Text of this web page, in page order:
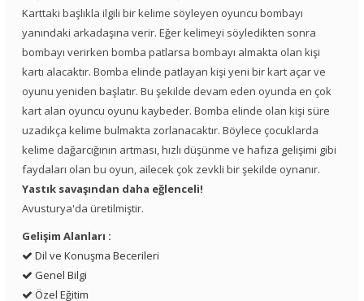
Karttaki başlıkla ilgili bir kelime söyleyen oyuncu bombayı
yanındaki arkadaşına verir. Eğer kelimeyi söyledikten sonra
bombayı verirken bomba patlarsa bombayı almakta olan kişi
kartı alacaktır. Bomba elinde patlayan kişi yeni bir kart açar ve
oyunu yeniden başlatır. Bu şekilde devam eden oyunda en çok
kart alan oyuncu oyunu kaybeder. Bomba elinde olan kişi süre
uzadıkça kelime bulmakta zorlanacaktır. Böylece çocuklarda
kelime dağarcığının artması, hızlı düşünme ve hafıza gelişimi gibi
faydaları olan bu oyun, ailecek çok zevkli bir şekilde oynanır.
Yastık savaşından daha eğlenceli!
Avusturya'da üretilmiştir.
Gelişim Alanları :
Dil ve Konuşma Becerileri
Genel Bilgi
Özel Eğitim